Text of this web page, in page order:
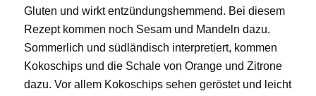
Gluten und wirkt entzündungshemmend. Bei diesem
Rezept kommen noch Sesam und Mandeln dazu.
Sommerlich und südländisch interpretiert, kommen
Kokoschips und die Schale von Orange und Zitrone
dazu. Vor allem Kokoschips sehen geröstet und leicht